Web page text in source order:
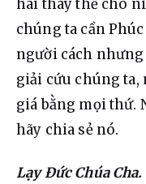
hãi thay thế cho
chúng ta cần
người cách
giải cứu chúng ta,
giá bằng mọi thứ.
hãy chia sẻ nó.
Lạy Đức Chúa